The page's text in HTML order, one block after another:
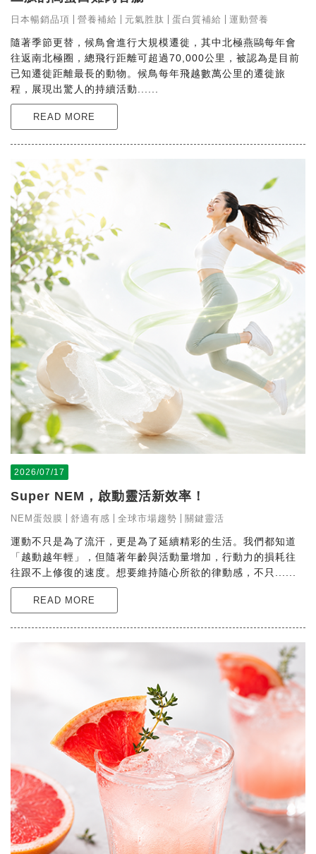
日本暢銷品項 營養補給 元氣胜肽 蛋白質補給 運動營養
隨著季節更替，候鳥會進行大規模遷徙，其中北極燕鷗每年會
往返南北極圈，總飛行距離可超過70,000公里，被認為是目前
已知遷徙距離最長的動物。候鳥每年飛越數萬公里的遷徙旅
程，展現出驚人的持續活動......
READ MORE
2026/07/17
Super NEM，啟動靈活新效率！
NEM蛋殼膜 舒適有感 全球市場趨勢 關鍵靈活
運動不只是為了流汗，更是為了延續精彩的生活。我們都知道
「越動越年輕」，但隨著年齡與活動量增加，行動力的損耗往
往跟不上修復的速度。想要維持隨心所欲的律動感，不只......
READ MORE